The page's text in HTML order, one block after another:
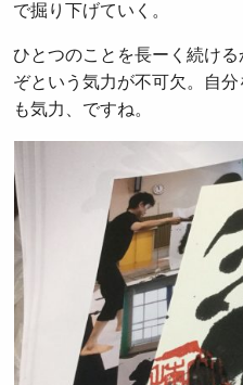
で掘り下げていく。
ひとつのことを長ーく続け
ぞという気力が不可欠。自
も気力、ですね。